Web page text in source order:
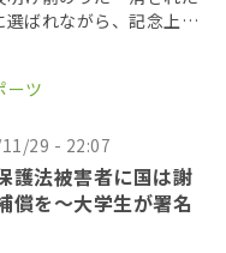
ばれながら、記念上映
月19日、記念 […]
ーツ
29 - 22:07
護法被害者に国は謝
償を〜大学生が署名